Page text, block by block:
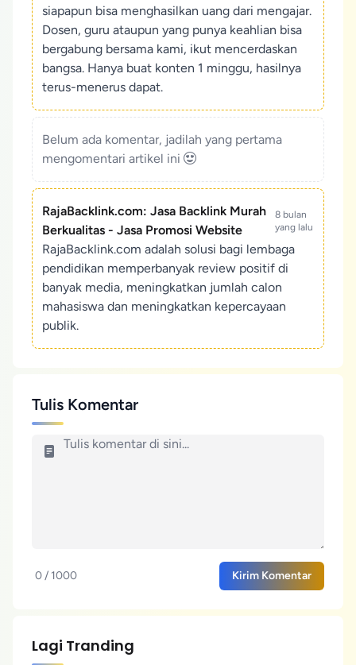
siapapun bisa menghasilkan uang dari mengajar.
Dosen, guru ataupun yang punya keahlian bisa
bergabung bersama kami, ikut mencerdaskan
bangsa. Hanya buat konten 1 minggu, hasilnya
terus-menerus dapat.
Belum ada komentar, jadilah yang pertama
mengomentari artikel ini
RajaBacklink.com: Jasa Backlink Murah
Berkualitas - Jasa Promosi Website
8 bulan
yang lalu
RajaBacklink.com adalah solusi bagi lembaga
pendidikan memperbanyak review positif di
banyak media, meningkatkan jumlah calon
mahasiswa dan meningkatkan kepercayaan
publik.
Tulis Komentar
0 / 1000 Kirim Komentar
Lagi Tranding